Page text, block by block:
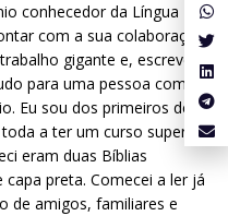
conhecedor da Língua
com a sua colaboração
gigante e, escrever
para uma pessoa como
Eu sou dos primeiros de
a ter um curso superior.
eram duas Bíblias
preta. Comecei a ler já
de amigos, familiares e